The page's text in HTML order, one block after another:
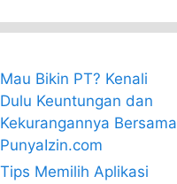
Mau Bikin PT? Kenali
Dulu Keuntungan dan
Kekurangannya Bersama
PunyaIzin.com
Tips Memilih Aplikasi